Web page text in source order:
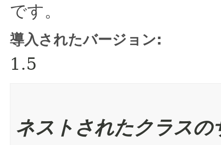
です。
導入されたバージョン:
1.5
ネストされたクラスの